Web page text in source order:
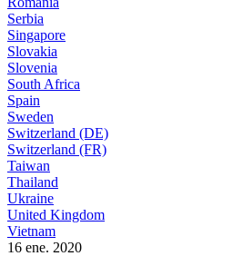
Serbia
Singapore
Slovakia
Slovenia
South Africa
Spain
Sweden
Switzerland (DE)
Switzerland (FR)
Taiwan
Thailand
Ukraine
United Kingdom
Vietnam
16 ene. 2020